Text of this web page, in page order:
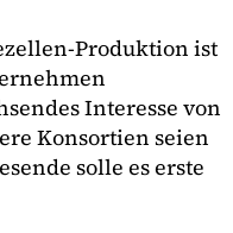
Produktion ist
Interesse von
Konsortien seien
solle es erste